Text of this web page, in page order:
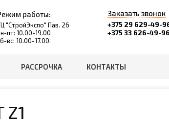
работы:
"СтройЭкспо" Пав. 26
пт: 10.00-19.00
вс: 10.00-17.00.
Заказать звонок
+375 29 629-49-
+375 33 626-49-96
РАССРОЧКА КОНТАКТЫ
Z1